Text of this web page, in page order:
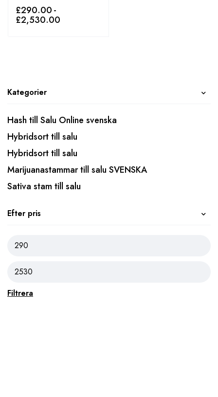
Kategorier
Hash till Salu Online svenska
Hybridsort till salu
Hybridsort till salu
Marijuanastammar till salu SVENSKA
Sativa stam till salu
Efter pris
Filtrera
£290.00-
£2,530.00